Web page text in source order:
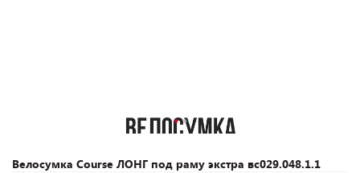
Велосумка Course ЛОНГ под раму экстра вс029.048.1.1